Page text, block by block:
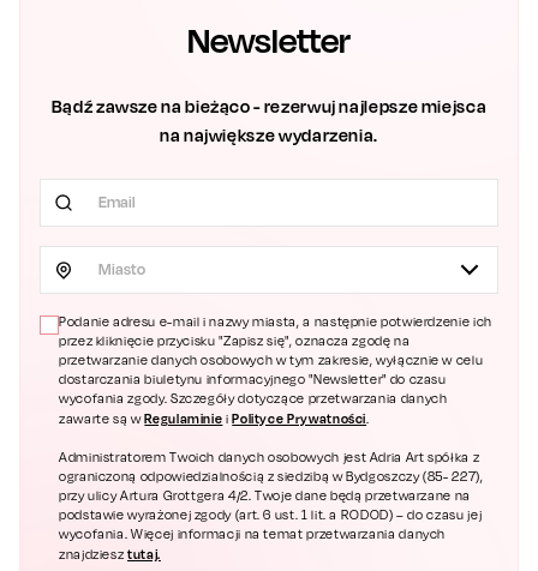
Newsletter
Bądź zawsze na bieżąco - rezerwuj najlepsze miejsca
na największe wydarzenia.
Miasto
Podanie adresu e-mail i nazwy miasta, a następnie potwierdzenie ich
przez kliknięcie przycisku "Zapisz się", oznacza zgodę na
przetwarzanie danych osobowych w tym zakresie, wyłącznie w celu
dostarczania biuletynu informacyjnego "Newsletter" do czasu
wycofania zgody. Szczegóły dotyczące przetwarzania danych
zawarte są wRegulaminie iPolityce Prywatności.
Administratorem Twoich danych osobowych jest Adria Art spółka z
ograniczoną odpowiedzialnością z siedzibą w Bydgoszczy (85- 227),
przy ulicy Artura Grottgera 4/2. Twoje dane będą przetwarzane na
podstawie wyrażonej zgody (art. 6 ust. 1 lit. a RODOD) – do czasu jej
wycofania. Więcej informacji na temat przetwarzania danych
znajdziesztutaj.